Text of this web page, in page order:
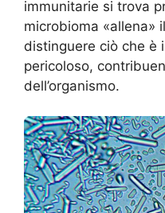
immunitarie si trova
microbioma «allena»
distinguere ciò che è
pericoloso,
dell’organismo.